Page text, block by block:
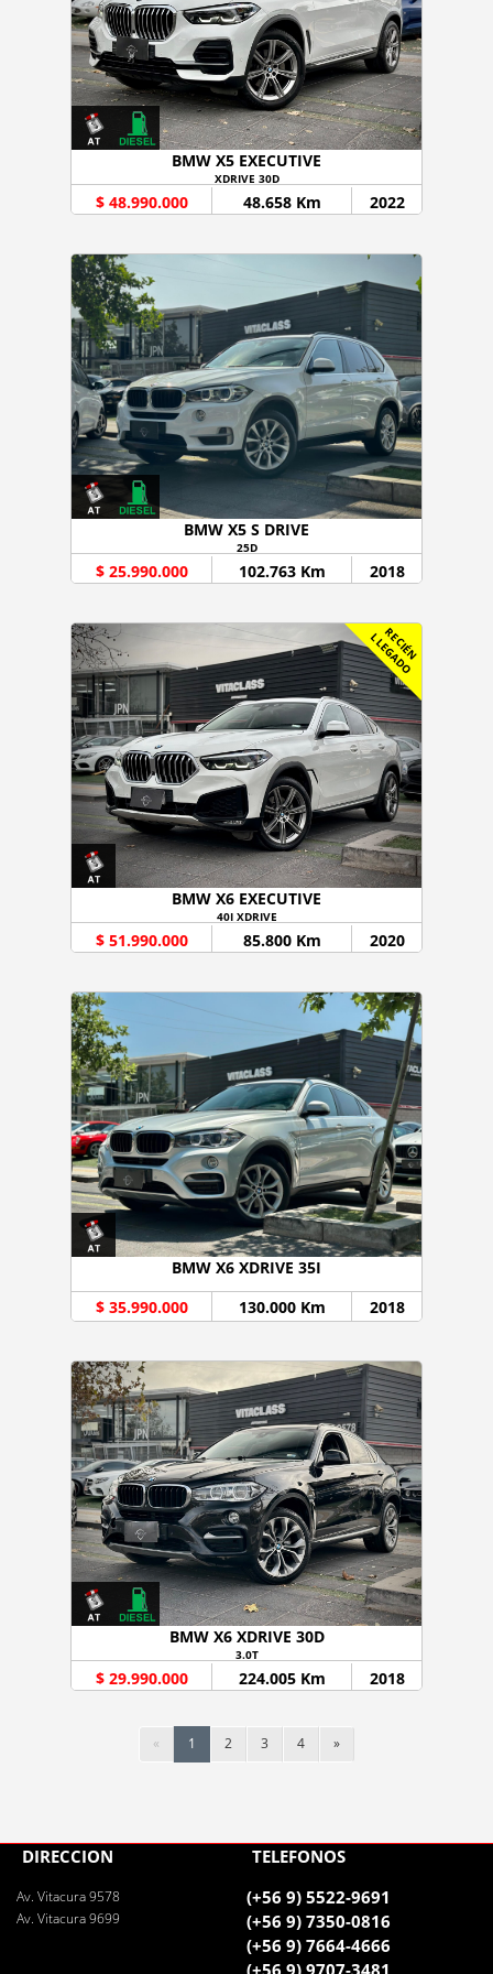
BMW X5 EXECUTIVE
XDRIVE 30D
$ 48.990.000 48.658 Km 2022
BMW X5 S DRIVE
25D
$ 25.990.000 102.763 Km 2018
R
E
C
I
É
N
L
L
E
G
A
D
O
BMW X6 EXECUTIVE
40I XDRIVE
$ 51.990.000 85.800 Km 2020
BMW X6 XDRIVE 35I
$ 35.990.000
130.000 Km 2018
BMW X6 XDRIVE 30D
3.0T
$ 29.990.000 224.005 Km 2018
« 1 2 3 4 »
DIRECCIÓN
Av. Vitacura 9578
Av. Vitacura 9699
TELÉFONOS
(+56 9) 5522-9691
(+56 9) 7350-0816
(+56 9) 7664-4666
(+56 9) 9707-3481